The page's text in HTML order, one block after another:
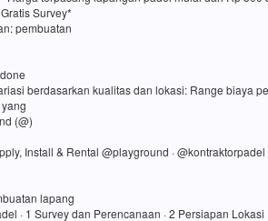
Survey*
pembuatan
berdasarkan kualitas dan lokasi: Range biaya
(@)
Install & Rental @playground · @kontraktorpadel
lapang
· 1 Survey dan Perencanaan · 2 Persiapan Lokasi